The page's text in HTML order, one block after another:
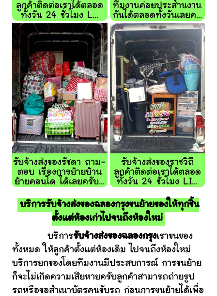
ลูกค้าติดต่อเราได้ตลอด
ทั้งวัน 24 ชั่วโมง L...
ทีมงานค่อยประสานงาน
กันได้ตลอดทั้งวันเลยค...
รับจ้างส่งของรัชดา ถาม-
ตอบ เรื่องการย้ายบ้าน
ย้ายคอนโด ได้เลยครับ...
รับจ้างส่งของราชวิถี
ลูกค้าติดต่อเราได้ตลอด
ทั้งวัน 24 ชั่วโมง LI...
บริการรับจ้างส่งของฉลองกรุงขนย้ายของให้ทุกชิ้น
ตั้งแต่ห้องเก่าไปจนถึงห้องใหม่
บริการรับจ้างส่งของฉลองกรุงเราขนของ
ทั้งหมด ให้ลูกค้าตั้งแต่ห้องเดิม ไปจนถึงห้องใหม่
บริการยกของโดยทีมงานมีประสบการณ์ การขนย้าย
ก็จะไม่เกิดความเสียหายครับลูกค้าสามารถถ่ายรูป
รถหรือขอสำเนาบัตรคนขับรถ ก่อนการขนย้ายได้เพื่อ